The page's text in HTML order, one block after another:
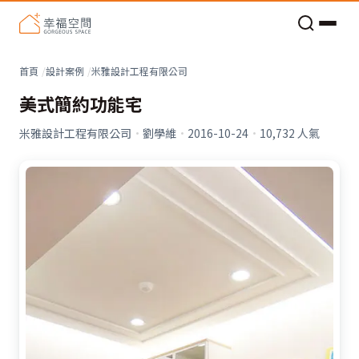
首頁 設計案例 米雅設計工程有限公司
美式簡約功能宅
米雅設計工程有限公司 · 劉學維 · 2016-10-24 · 10,732 人氣